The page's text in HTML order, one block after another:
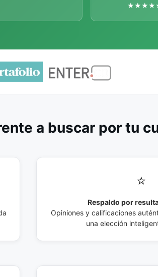
a buscar por tu
⭐
Respaldo por
Opiniones y calificaciones
una elección